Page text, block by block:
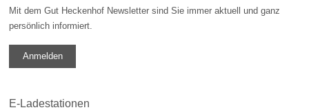
Mit dem Gut Heckenhof Newsletter sind Sie immer aktuell und ganz
persönlich informiert.
Anmelden
E-Ladestationen